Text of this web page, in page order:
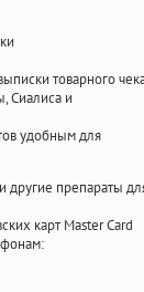
товарного
Сиалиса и
удобным для
другие препараты
карт Master Card